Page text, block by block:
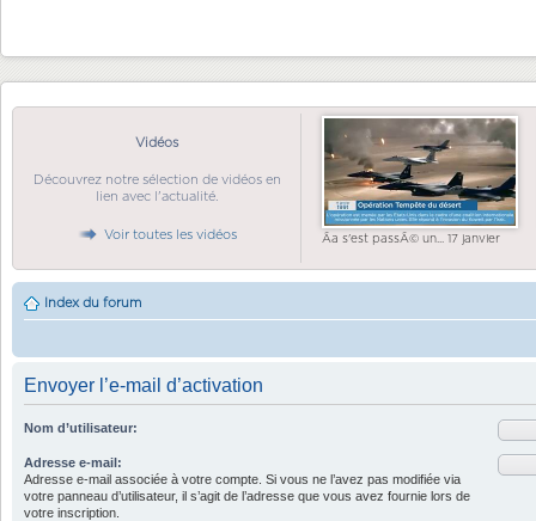
Vidéos
Découvrez notre sélection de vidéos en
lien avec l'actualité.
Voir toutes les vidéos Ãa s'est passÃ© un... 17 janvier
Index du forum
Envoyer l’e-mail d’activation
Nom d’utilisateur:
Adresse e-mail:
Adresse e-mail associée à votre compte. Si vous ne l’avez pas modifiée via
votre panneau d’utilisateur, il s’agit de l’adresse que vous avez fournie lors de
votre inscription.